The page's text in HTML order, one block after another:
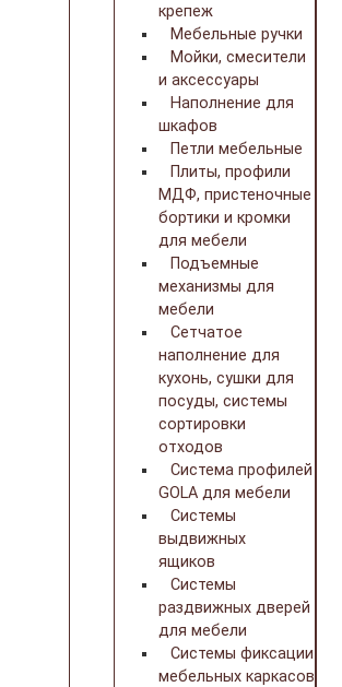
крепеж
Мебельные ручки
Мойки, смесители
и аксессуары
Наполнение для
шкафов
Петли мебельные
Плиты, профили
МДФ, пристеночные
бортики и кромки
для мебели
Подъемные
механизмы для
мебели
Сетчатое
наполнение для
кухонь, сушки для
посуды, системы
сортировки
отходов
Система профилей
GOLA для мебели
Системы
выдвижных
ящиков
Системы
раздвижных дверей
для мебели
Системы фиксации
мебельных каркасов